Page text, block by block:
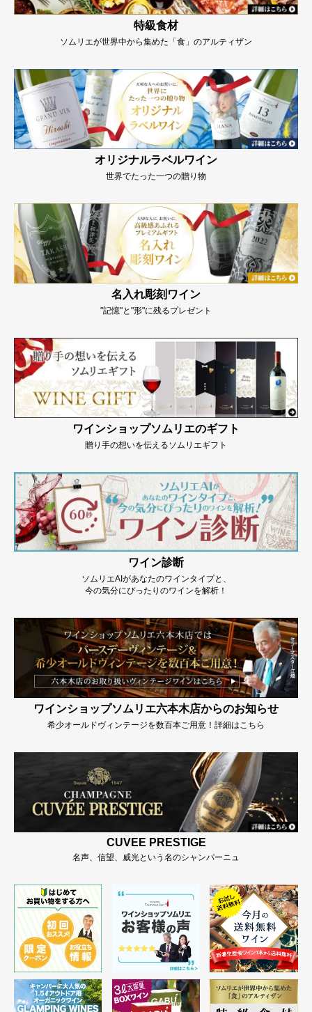
特級食材
ソムリエが世界中から集めた「食」のアルティザン
オリジナルラベルワイン
世界でたった一つの贈り物
名入れ彫刻ワイン
"記憶"と"形"に残るプレゼント
ワインショップソムリエのギフト
贈り手の想いを伝えるソムリエギフト
ワイン診断
ソムリエAIがあなたのワインタイプと、
今の気分にぴったりのワインを解析！
ワインショップソムリエ六本木店からのお知らせ
希少オールドヴィンテージを数百本ご用意！詳細はこちら
CUVEE PRESTIGE
名声、信望、威光という名のシャンパーニュ